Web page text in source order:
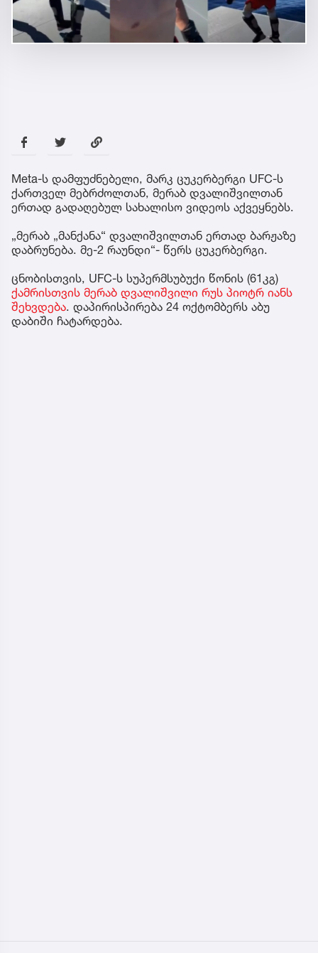
Meta-ს დამფუძნებელი, მარკ ცუკერბერგი UFC-ს
ქართველ მებრძოლთან, მერაბ დვალიშვილთან
ერთად გადაღებულ სახალისო ვიდეოს აქვეყნებს.
„მერაბ „მანქანა“ დვალიშვილთან ერთად ბარჟაზე
დაბრუნება. მე-2 რაუნდი“- წერს ცუკერბერგი.
ცნობისთვის, UFC-ს სუპერმსუბუქი წონის (61კგ)
ქამრისთვის მერაბ დვალიშვილი რუს პიოტრ იანს
შეხვდება. დაპირისპირება 24 ოქტომბერს აბუ
დაბიში ჩატარდება.